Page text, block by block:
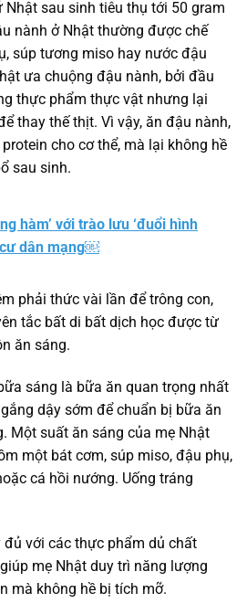
Nhật sau sinh tiêu thụ tới 50 gram
nành ở Nhật thường được chế
súp tương miso hay nước đậu
ưa chuộng đậu nành, bởi đầu
thực phẩm thực vật nhưng lại
thay thế thịt. Vì vậy, ăn đậu nành,
cho cơ thể, mà lại không hề
sau sinh.
hàm’ với trào lưu ‘đuổi hình
cư dân mạng￼
phải thức vài lần để trông con,
tắc bất di bất dịch học được từ
ăn sáng.
sáng là bữa ăn quan trọng nhất
dậy sớm để chuẩn bị bữa ăn
Một suất ăn sáng của mẹ Nhật
một bát cơm, súp miso, đậu phụ,
cá hồi nướng. Uống tráng
với các thực phẩm dủ chất
mẹ Nhật duy trì năng lượng
mà không hề bị tích mỡ.